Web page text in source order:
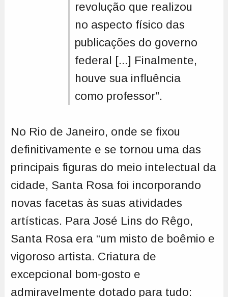
revolução que realizou
no aspecto físico das
publicações do governo
federal [...] Finalmente,
houve sua influência
como professor”.
No Rio de Janeiro, onde se fixou
definitivamente e se tornou uma das
principais figuras do meio intelectual da
cidade, Santa Rosa foi incorporando
novas facetas às suas atividades
artísticas. Para José Lins do Rêgo,
Santa Rosa era “um misto de boêmio e
vigoroso artista. Criatura de
excepcional bom-gosto e
admiravelmente dotado para tudo: